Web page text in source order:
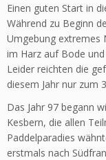
Einen guten Start in
Während zu Beginn
Umgebung extremes
im Harz auf Bode
Leider reichten die
diesem Jahr nur zum
Das Jahr 97 begann
Kesbern, die allen
Paddelparadies
erstmals nach